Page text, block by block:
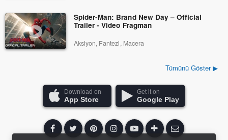
Spider-Man: Brand New Day – Official
Trailer - Video Fragman
Aksiyon, Fantezi, Macera
Tümünü Göster ▶
Download on
App Store
Get it on
Google Play